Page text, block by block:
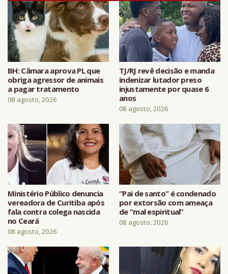
BH: Câmara aprova PL que
obriga agressor de animais
a pagar tratamento
08 agosto, 2026
TJ/RJ revê decisão e manda
indenizar lutador preso
injustamente por quase 6
anos
08 agosto, 2026
Ministério Público denuncia
vereadora de Curitiba após
fala contra colega nascida
no Ceará
08 agosto, 2026
“Pai de santo” é condenado
por extorsão com ameaça
de “mal espiritual”
08 agosto, 2026